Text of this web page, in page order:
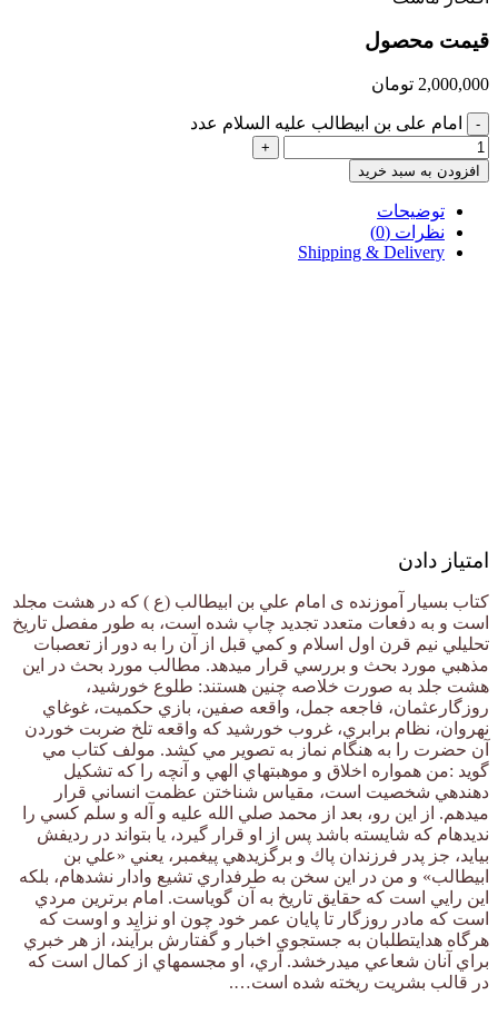
قیمت محصول
2,000,000 تومان
- امام علی بن ابیطالب علیه السلام عدد
+
افزودن به سبد خرید
توضیحات
نظرات (0)
Shipping & Delivery
امتیاز دادن
كتاب بسیار آموزنده ی امام علي بن ابيطالب (ع ) كه در هشت مجلد
است و به دفعات متعدد تجديد چاپ شده است، به طور مفصل تاريخ
تحليلي نيم قرن اول اسلام و كمي قبل از آن را به دور از تعصبات
مذهبي مورد بحث و بررسي قرار ميدهد. مطالب مورد بحث در اين
هشت جلد به صورت خلاصه چنين هستند: طلوع خورشيد،
روزگارعثمان، فاجعه جمل، واقعه صفين، بازي حكميت، غوغاي
نهروان، نظام برابري، غروب خورشيد كه واقعه تلخ ضربت خوردن
آن حضرت را به هنگام نماز به تصوير مي كشد. مولف كتاب مي
گويد :من همواره اخلاق و موهبت‏هاي الهي و آنچه را كه تشكيل
دهندهي شخصيت است، مقياس شناختن عظمت انساني قرار
ميدهم. از اين رو، بعد از محمد صلي الله عليه و آله و سلم كسي را
نديده‏ام كه شايسته باشد پس از او قرار گيرد، يا بتواند در رديفش
بيايد، جز پدر فرزندان پاك و برگزيدهي پيغمبر، يعني «علي بن
ابيطالب» و من در اين سخن به طرفداري تشيع وادار نشده‏ام، بلكه
اين رايي است كه حقايق تاريخ به آن گوياست. امام برترين مردي
است كه مادر روزگار تا پايان عمر خود چون او نزايد و اوست كه
هرگاه هدايت‏طلبان به جستجوي اخبار و گفتارش برآيند، از هر خبري
براي آنان شعاعي ميدرخشد. آري، او مجسمه‏اي از كمال است كه
در قالب بشريت ريخته شده است….